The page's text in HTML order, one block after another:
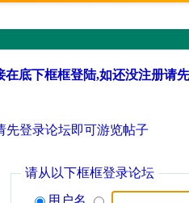
在底下框框登陆,如还没注册请
先登录论坛即可游览帖子
请从以下框框登录论坛
用户名